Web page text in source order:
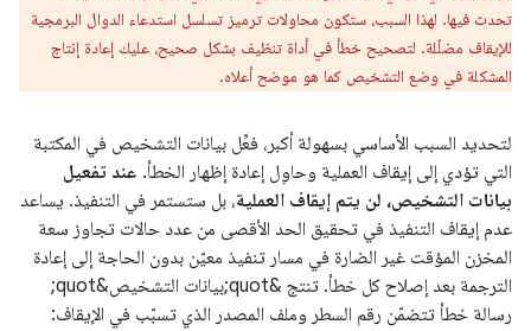
تحدث فيها. لهذا السبب، ستكون محاولات ترميز تسلسل استدعاء الدوال البرمجية
للإيقاف مضلّلة. لتصحيح خطأ في أداة تنظيف بشكل صحيح، عليك إعادة إنتاج
المشكلة في وضع التشخيص كما هو موضح أعلاه.
لتحديد السبب الأساسي بسهولة أكبر، فعِّل بيانات التشخيص في المكتبة
التي تؤدي إلى إيقاف العملية وحاوِل إعادة إظهار الخطأ. عند تفعيل
بيانات التشخيص، لن يتم إيقاف العملية، بل ستستمر في التنفيذ. يساعد
عدم إيقاف التنفيذ في تحقيق الحد الأقصى من عدد حالات تجاوز سعة
المخزن المؤقت غير الضارة في مسار تنفيذ معيّن بدون الحاجة إلى إعادة
الترجمة بعد إصلاح كل خطأ. تنتج &quot;بيانات التشخيص&quot;
رسالة خطأ تتضمّن رقم السطر وملف المصدر الذي تسبّب في الإيقاف: